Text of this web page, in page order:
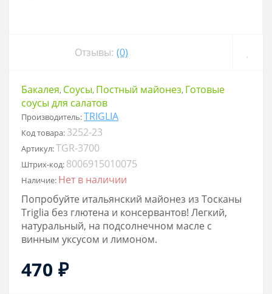
Отзывы: (0)
Бакалея, Соусы, Постный майонез, Готовые
соусы для салатов
Производитель:TRIGLIA
Код товара: 3252-23
Артикул:TGR-3700
Штрих-код: 8006915010075
Наличие: Нет в наличии
Попробуйте итальянский майонез из Тосканы
Triglia без глютена и консервантов! Легкий,
натуральный, на подсолнечном масле с
винным уксусом и лимоном.
470 ₽